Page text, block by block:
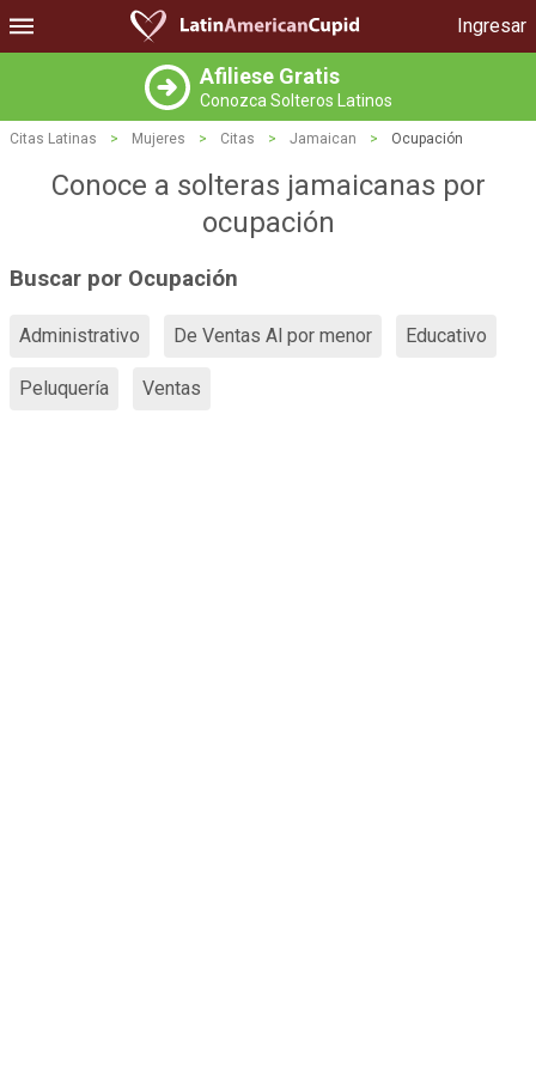
Ingresar
Afiliese Gratis
Conozca Solteros Latinos
Citas Latinas > Mujeres > Citas > Jamaican > Ocupación
Conoce a solteras jamaicanas por
ocupación
Buscar por Ocupación
Administrativo De Ventas Al por menor Educativo
Peluquería Ventas